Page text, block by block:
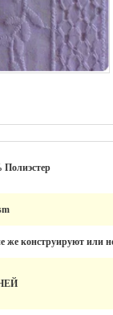
Полиэстер
же конструируют или